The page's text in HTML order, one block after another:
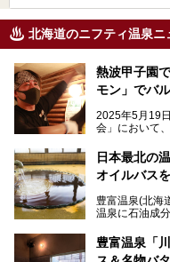
北海道のニフティ温泉ニ
熱波甲子園
モン」でバ
2025年5月19
会」において
動拠点である
スキンケアブ
限定でプレゼ
で、ぜひお試
第終了
───
提供元：株式
日本最北の
オイルバス
豊富温泉(北海
温泉に石油成
に特効がある
目的で多くの
豊富温泉「